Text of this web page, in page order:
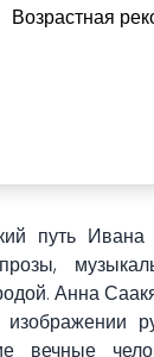
Возрастная
путь
Анна
вечные